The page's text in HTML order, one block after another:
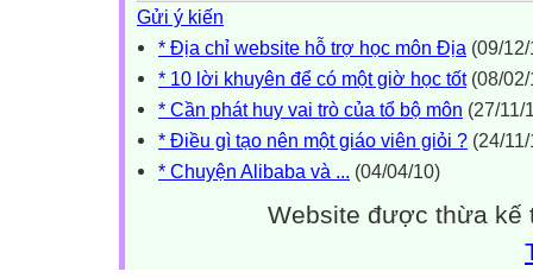
Gửi ý kiến
* Địa chỉ website hỗ trợ học môn Địa (09/
* 10 lời khuyên để có một giờ học tốt(08/02/
* Cần phát huy vai trò của tổ bộ môn (27/11/
* Điều gì tạo nên một giáo viên giỏi ? (24/
* Chuyện Alibaba và ... (04/04/10)
Website được thừa